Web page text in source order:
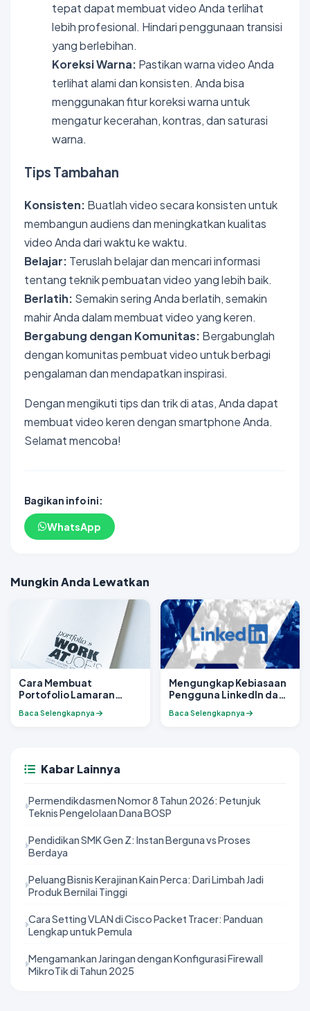
tepat dapat membuat video Anda terlihat
lebih profesional. Hindari penggunaan transisi
yang berlebihan.
Koreksi Warna: Pastikan warna video Anda
terlihat alami dan konsisten. Anda bisa
menggunakan fitur koreksi warna untuk
mengatur kecerahan, kontras, dan saturasi
warna.
Tips Tambahan
Konsisten: Buatlah video secara konsisten untuk
membangun audiens dan meningkatkan kualitas
video Anda dari waktu ke waktu.
Belajar: Teruslah belajar dan mencari informasi
tentang teknik pembuatan video yang lebih baik.
Berlatih: Semakin sering Anda berlatih, semakin
mahir Anda dalam membuat video yang keren.
Bergabung dengan Komunitas: Bergabunglah
dengan komunitas pembuat video untuk berbagi
pengalaman dan mendapatkan inspirasi.
Dengan mengikuti tips dan trik di atas, Anda dapat
membuat video keren dengan smartphone Anda.
Selamat mencoba!
Bagikan info ini:
WhatsApp
Mungkin Anda Lewatkan
Cara Membuat
Portofolio Lamaran
Efektif
Baca Selengkapnya
Mengungkap Kebiasaan
Pengguna LinkedIn dan
Baca Selengkapnya
Kabar Lainnya
Permendikdasmen Nomor 8 Tahun 2026: Petunjuk
Teknis Pengelolaan Dana BOSP
Pendidikan SMK Gen Z: Instan Berguna vs Proses
Berdaya
Peluang Bisnis Kerajinan Kain Perca: Dari Limbah Jadi
Produk Bernilai Tinggi
Cara Setting VLAN di Cisco Packet Tracer: Panduan
Lengkap untuk Pemula
Mengamankan Jaringan dengan Konfigurasi Firewall
MikroTik di Tahun 2025